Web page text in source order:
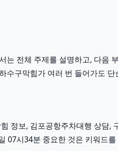
전체 주제를 설명하고, 다음
구막힘가 여러 번 들어가도
정보, 김포공항주차대행 상담,
시34분 중요한 것은 키워드